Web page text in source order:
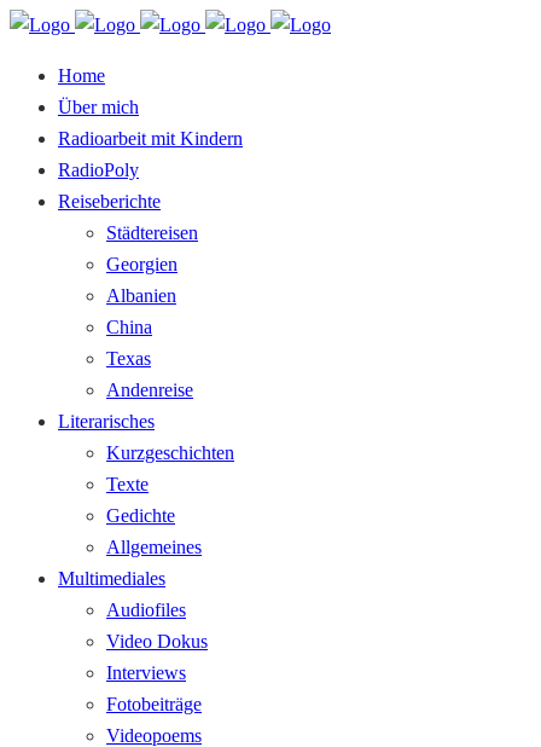
Home
Über mich
Radioarbeit mit Kindern
RadioPoly
Reiseberichte
Städtereisen
Georgien
Albanien
China
Texas
Andenreise
Literarisches
Kurzgeschichten
Texte
Gedichte
Allgemeines
Multimediales
Audiofiles
Video Dokus
Interviews
Fotobeiträge
Videopoems